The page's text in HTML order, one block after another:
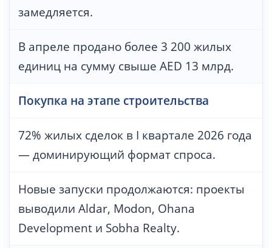
замедляется.
В апреле продано более 3 200 жилых
единиц на сумму свыше AED 13 млрд.
Покупка на этапе строительства
72% жилых сделок в I квартале 2026 года
— доминирующий формат спроса.
Новые запуски продолжаются: проекты
выводили Aldar, Modon, Ohana
Development и Sobha Realty.